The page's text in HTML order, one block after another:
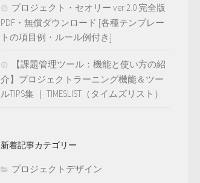
プロジェクト・セオリー ver 2.0 完全版
PDF・無償ダウンロード [各種テンプレー
トの項目例・ルール例付き]
【課題管理ツール：機能と使い方の紹
介】プロジェクトラーニング機能＆ツー
ルTIPS集 ｜ TIMESLIST（タイムズリスト）
新着記事カテゴリー
プロジェクトデザイン